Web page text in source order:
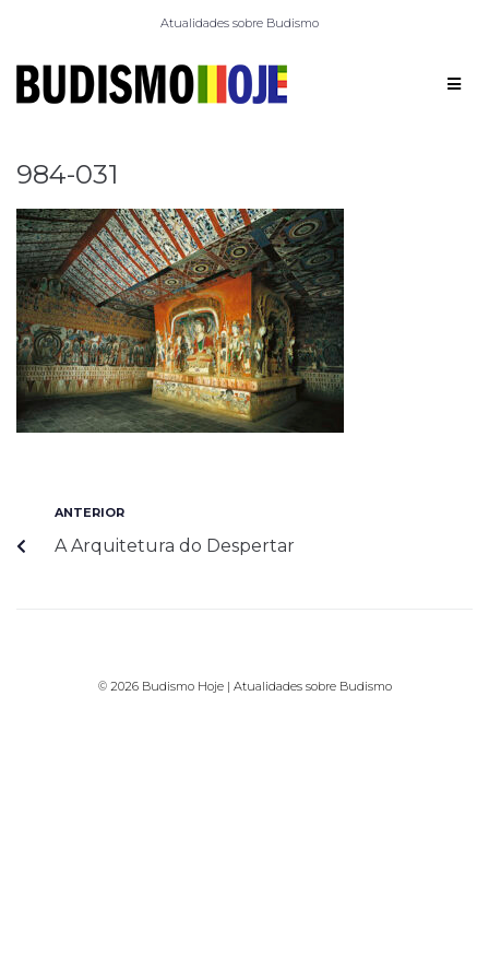
Atualidades sobre Budismo
984-031
ANTERIOR
A Arquitetura do Despertar
© 2026 Budismo Hoje | Atualidades sobre Budismo